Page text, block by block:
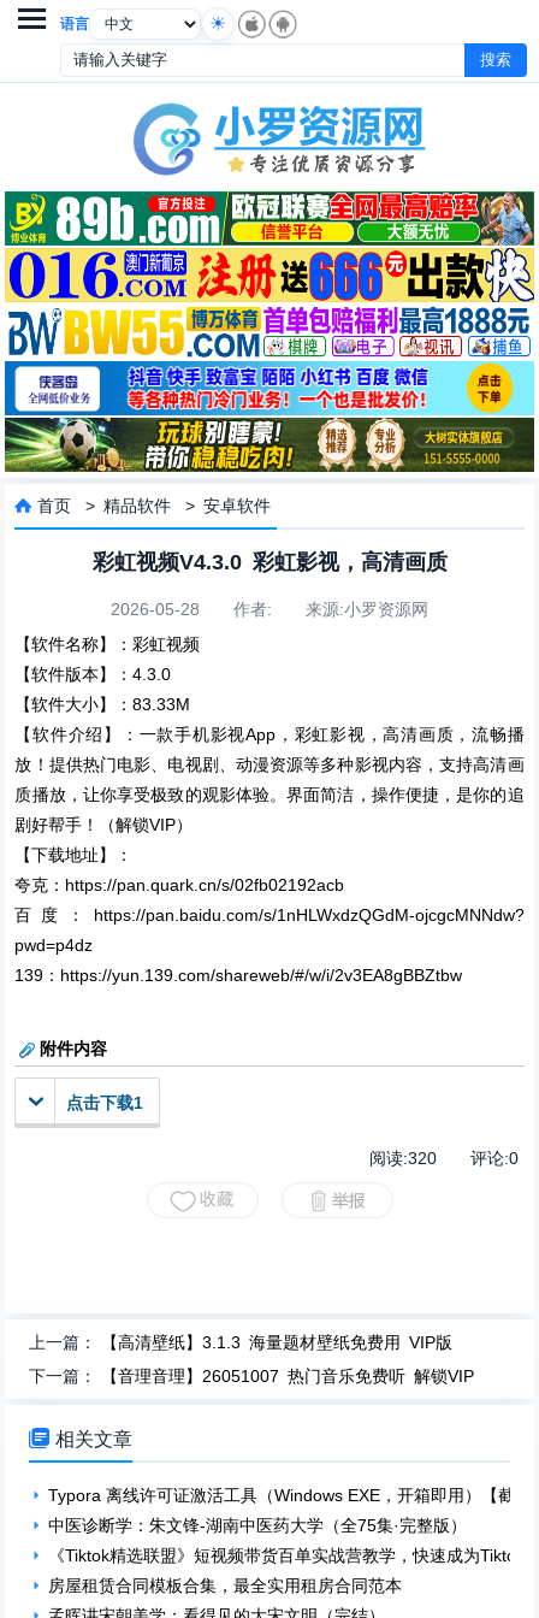
语言

 首页 >精品软件 >安卓软件
彩虹视频V4.3.0 彩虹影视，高清画质
2026-05-28 作者: 来源:小罗资源网
【软件名称】：彩虹视频
【软件版本】：4.3.0
【软件大小】：83.33M
【软件介绍】：一款手机影视App，彩虹影视，高清画质，流畅播
放！提供热门电影、电视剧、动漫资源等多种影视内容，支持高清画
质播放，让你享受极致的观影体验。界面简洁，操作便捷，是你的追
剧好帮手！（解锁VIP）
【下载地址】：
夸克：https://pan.quark.cn/s/02fb02192acb
百度：https://pan.baidu.com/s/1nHLWxdzQGdM-ojcgcMNNdw?
pwd=p4dz
139：https://yun.139.com/shareweb/#/w/i/2v3EA8gBBZtbw
附件内容
点击下载1
阅读:320评论:0
上一篇：
【高清壁纸】3.1.3 海量题材壁纸免费用 VIP版
下一篇：
【音理音理】26051007 热门音乐免费听 解锁VIP
 相关文章
Typora 离线许可证激活工具（Windows EXE，开箱即用）【截
中医诊断学：朱文锋-湖南中医药大学（全75集·完整版）
《Tiktok精选联盟》短视频带货百单实战营教学，快速成为Tiktok
房屋租赁合同模板合集，最全实用租房合同范本